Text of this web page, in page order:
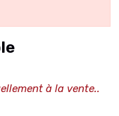
à la vente..